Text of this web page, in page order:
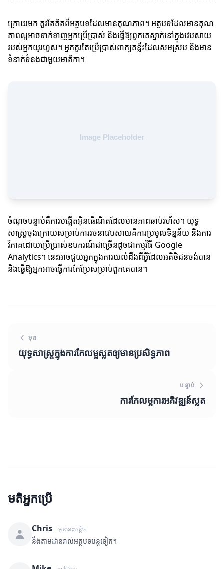
ក្រោយមក គួរតែគិតពីអត្ថបទដែលមានគុណភាព។ អត្ថបទដែលមានគុណ
ភាពល្អអាចទាក់ទាញអ្នកប្រើប្រាស់ និងធ្វើឱ្យពួកគេស្នាក់នៅក្នុងវេបសាយ
របស់អ្នកយូរហួស។ អ្នកគួរតែប្រើប្រាស់ពាក្យគន្លឹះដែលសមស្រប និងមាន
ទំនាក់ទំនងជាមួយមាតិកា។
ចំណុចបន្ទាប់គឺការបង្កើតអ៊ិនធើណិតដែលមានភាពឆាប់រហ័ស។ យុទ្ធ
សាស្ត្រចុងក្រោយសម្រាប់ការរចនាវេបសាយគឺការប្រមូលទិន្នន័យ និងការ
វិភាគដោយប្រើប្រាស់ឧបករណ៍ជាច្រើនដូចជាកម្មវិធី Google
Analytics។ នេះអាចជួយអ្នកក្នុងការយល់ដឹងពីអ្វីដែលអតិថិជនចង់បាន
និងធ្វើឱ្យអ្នកអាចធ្វើការកែប្រែសម្រាប់ពួកគេបាន។
មុន
យុទ្ធសាស្ត្រក្នុងការកែលម្អស្លតឲ្យមានប្រសិទ្ធភាព
បន្ទាប់
ការកែលម្អការអភិវឌ្ឍន៍ស្លត
មតិអ្នកប្រើ
Chris មុននេះបន្តិច
នឹងតាមដានរាល់អត្ថបទបន្តទៀត។